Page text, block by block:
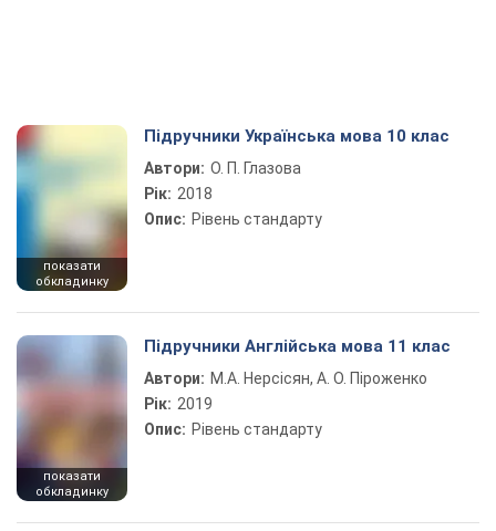
показати
обкладинку
Підручники Українська мова 10 клас
Автори: О. П. Глазова
Рік: 2018
Опис: Рівень стандарту
показати
обкладинку
Підручники Англійська мова 11 клас
Автори: М.А. Нерсісян, А. О. Піроженко
Рік: 2019
Опис: Рівень стандарту